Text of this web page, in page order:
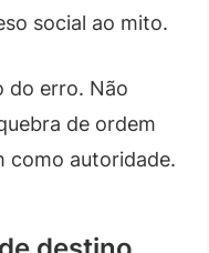
social ao mito.
do erro. Não
de ordem
como autoridade.